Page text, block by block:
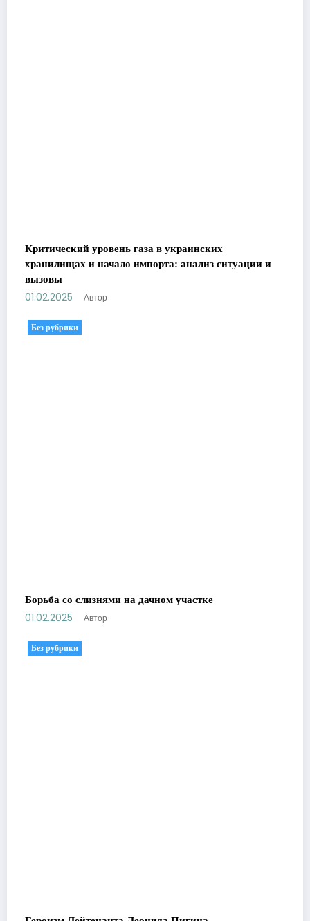
Критический уровень газа в украинских
хранилищах и начало импорта: анализ ситуации и
вызовы
01.02.2025 Автор
Без рубрики
Борьба со слизнями на дачном участке
01.02.2025 Автор
Без рубрики